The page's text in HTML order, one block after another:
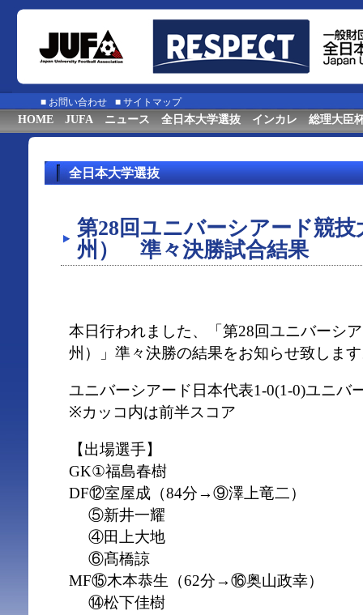
■ お問い合わせ ■ サイトマップ
HOME JUFA ニュース 全日本大学選抜 インカレ 総理大臣
全日本大学選抜
第28回ユニバーシアード競技
州） 準々決勝試合結果
本日行われました、「第28回ユニバーシ
州）」準々決勝の結果をお知らせ致しま
ユニバーシアード日本代表1-0(1-0)ユニ
※カッコ内は前半スコア
【出場選手】
GK①福島春樹
DF⑫室屋成（84分→⑨澤上竜二）
⑤新井一耀
④田上大地
⑥髙橋諒
MF⑮木本恭生（62分→⑯奥山政幸）
⑭松下佳樹